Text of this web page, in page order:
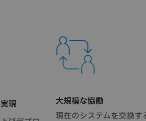
現
大規模な協働
現在のシステムを交換